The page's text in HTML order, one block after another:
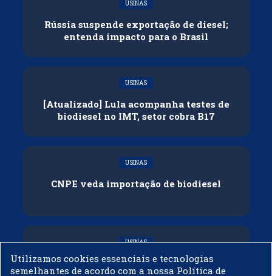
USINAS
Rússia suspende exportação de diesel;
entenda impacto para o Brasil
USINAS
[Atualizado] Lula acompanha testes de
biodiesel no IMT, setor cobra B17
USINAS
CNPE veda importação de biodiesel
USINAS
Acelen Renováveis assina acordo com
Utilizamos cookies essenciais e tecnologias
semelhantes de acordo com a nossa Política de